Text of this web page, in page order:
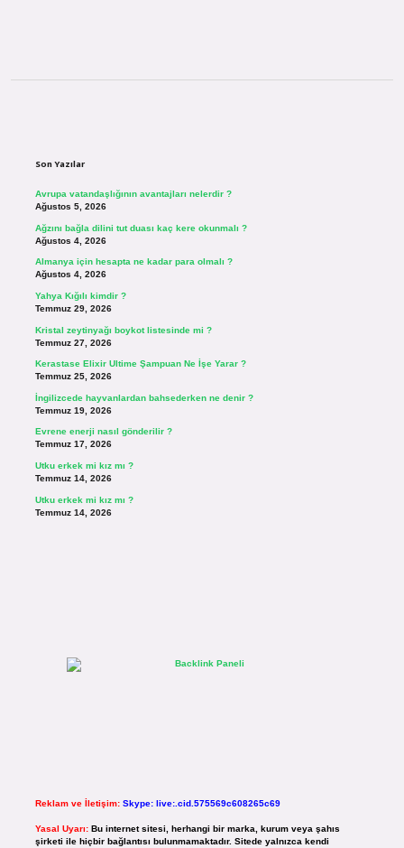
Son Yazılar
Avrupa vatandaşlığının avantajları nelerdir ?
Ağustos 5, 2026
Ağzını bağla dilini tut duası kaç kere okunmalı ?
Ağustos 4, 2026
Almanya için hesapta ne kadar para olmalı ?
Ağustos 4, 2026
Yahya Kığılı kimdir ?
Temmuz 29, 2026
Kristal zeytinyağı boykot listesinde mi ?
Temmuz 27, 2026
Kerastase Elixir Ultime Şampuan Ne İşe Yarar ?
Temmuz 25, 2026
İngilizcede hayvanlardan bahsederken ne denir ?
Temmuz 19, 2026
Evrene enerji nasıl gönderilir ?
Temmuz 17, 2026
Utku erkek mi kız mı ?
Temmuz 14, 2026
Utku erkek mi kız mı ?
Temmuz 14, 2026
Reklam ve İletişim: Skype: live:.cid.575569c608265c69
Yasal Uyarı: Bu internet sitesi, herhangi bir marka, kurum veya şahıs
şirketi ile hiçbir bağlantısı bulunmamaktadır. Sitede yalnızca kendi